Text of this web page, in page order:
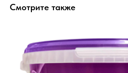
Смотрите также